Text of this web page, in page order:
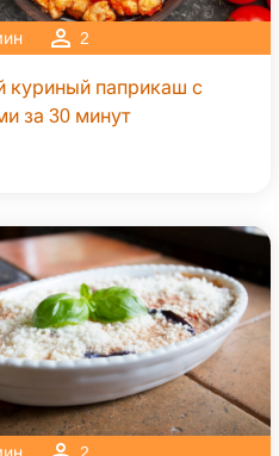
2
куриный паприкаш с
за 30 минут